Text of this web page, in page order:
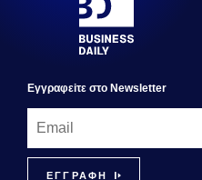
Εγγραφεiτε στο Newsletter